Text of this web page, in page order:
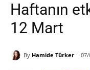
Haftanın
12 Mart
By Hamide Türker 07/